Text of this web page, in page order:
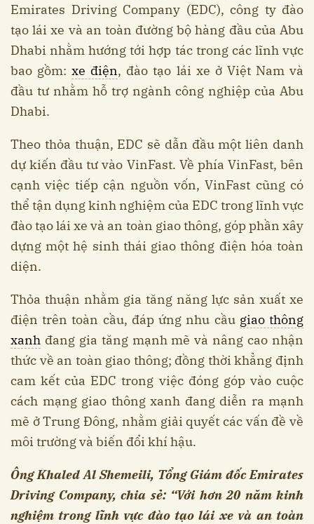
Emirates Driving Company (EDC), công ty đào
tạo lái xe và an toàn đường bộ hàng đầu của Abu
Dhabi nhằm hướng tới hợp tác trong các lĩnh vực
bao gồm:xe điện, đào tạo lái xe ở Việt Nam và
đầu tư nhằm hỗ trợ ngành công nghiệp của Abu
Dhabi.
Theo thỏa thuận, EDC sẽ dẫn đầu một liên danh
dự kiến đầu tư vào VinFast. Về phía VinFast, bên
cạnh việc tiếp cận nguồn vốn, VinFast cũng có
thể tận dụng kinh nghiệm của EDC trong lĩnh vực
đào tạo lái xe và an toàn giao thông, góp phần xây
dựng một hệ sinh thái giao thông điện hóa toàn
diện.
Thỏa thuận nhằm gia tăng năng lực sản xuất xe
điện trên toàn cầu, đáp ứng nhu cầu giao thông
xanh đang gia tăng mạnh mẽ và nâng cao nhận
thức về an toàn giao thông; đồng thời khẳng định
cam kết của EDC trong việc đóng góp vào cuộc
cách mạng giao thông xanh đang diễn ra mạnh
mẽ ở Trung Đông, nhằm giải quyết các vấn đề về
môi trường và biến đổi khí hậu.
Ông Khaled Al Shemeili, Tổng Giám đốc Emirates
Driving Company, chia sẻ: “Với hơn 20 năm kinh
nghiệm trong lĩnh vực đào tạo lái xe và an toàn